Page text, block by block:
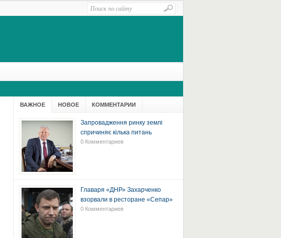
ВАЖНОЕ НОВОЕ КОММЕНТАРИИ
Запровадження ринку землі
спричиняє кілька питань
0 Комментариев
Главаря «ДНР» Захарченко
взорвали в ресторане «Сепар»
0 Комментариев